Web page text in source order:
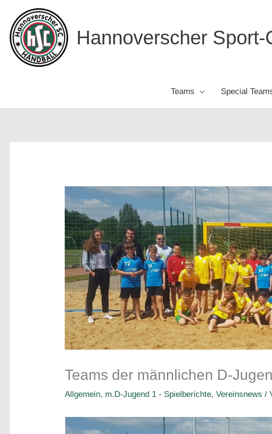
Inhalt
springen
Hannoverscher
Teams Special
Teams der männlichen D-
Allgemein, m.D-Jugend 1 - Spielberichte,Vereinsnews /